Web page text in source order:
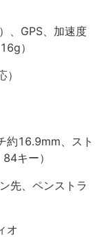
、GPS、加速度
）
約16.9mm、スト
キー）
先、ペンストラ
オ